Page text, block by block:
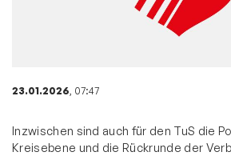
23.01.2026, 07:47
Inzwischen sind auch für den TuS die
Kreisebene und die Rückrunde der